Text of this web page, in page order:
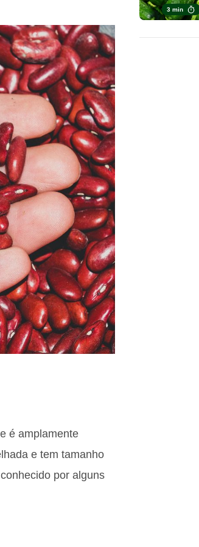
é amplamente
e tem tamanho
por alguns
3 min